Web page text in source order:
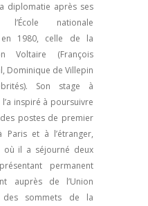
diplomatie après ses
nationale
en 1980, celle de la
Voltaire (François
Dominique de Villepin
Son stage à
inspiré à poursuivre
postes de premier
et à l’étranger,
où il a séjourné deux
permanent
auprès de l’Union
des sommets de la